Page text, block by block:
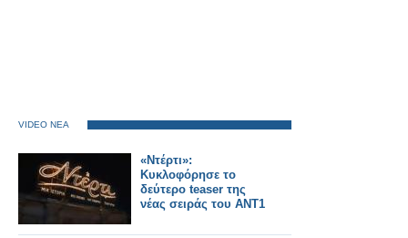
VIDEO ΝΕΑ
«Ντέρτι»:
Κυκλοφόρησε το
δεύτερο teaser της
νέας σειράς του ΑΝΤ1